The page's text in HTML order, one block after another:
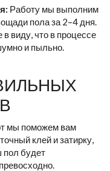
Работу мы выполним
пола за 2–4 дня.
виду, что в процессе
и пыльно.
мы поможем вам
клей и затирку,
пол будет